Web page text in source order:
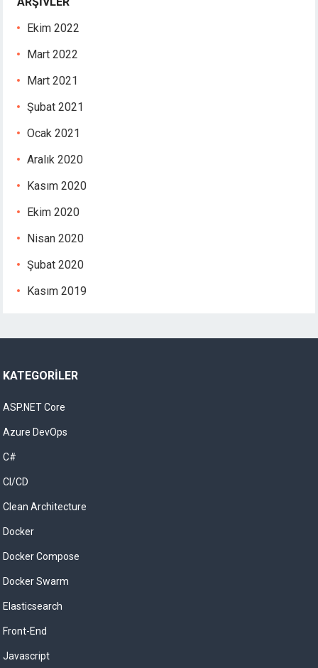
Ekim 2022
Mart 2022
Mart 2021
Şubat 2021
Ocak 2021
Aralık 2020
Kasım 2020
Ekim 2020
Nisan 2020
Şubat 2020
Kasım 2019
KATEGORILER
ASP.NET Core
Azure DevOps
C#
CI/CD
Clean Architecture
Docker
Docker Compose
Docker Swarm
Elasticsearch
Front-End
Javascript